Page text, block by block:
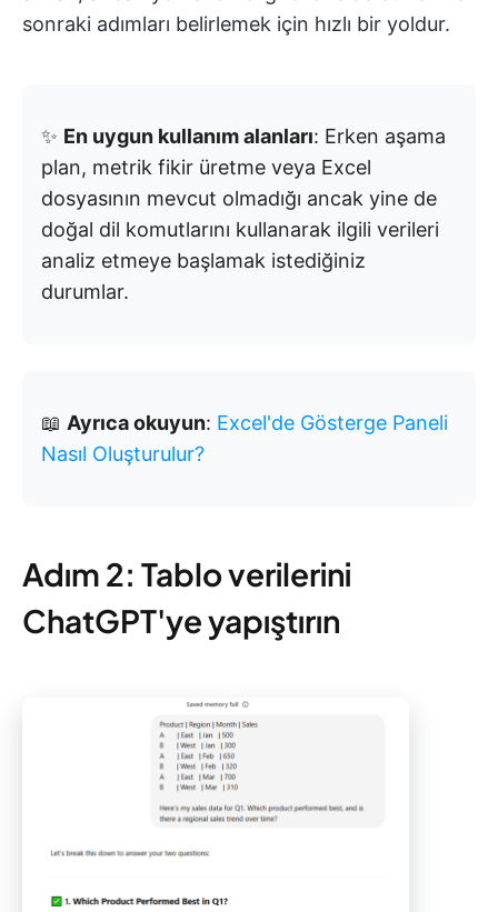
sonraki adımları belirlemek için hızlı bir yoldur.
✨ En uygun kullanım alanları: Erken aşama
plan, metrik fikir üretme veya Excel
dosyasının mevcut olmadığı ancak yine de
doğal dil komutlarını kullanarak ilgili verileri
analiz etmeye başlamak istediğiniz
durumlar.
📖 Ayrıca okuyun: Excel'de Gösterge Paneli
Nasıl Oluşturulur?
Adım 2: Tablo verilerini
ChatGPT'ye yapıştırın